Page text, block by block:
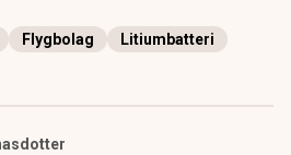
Flygbolag
Litiumbatteri